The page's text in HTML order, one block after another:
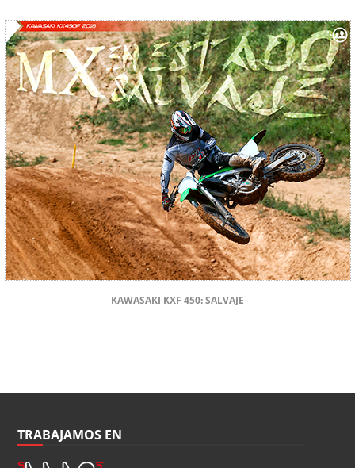
KAWASAKI KXF 450: SALVAJE
TRABAJAMOS EN